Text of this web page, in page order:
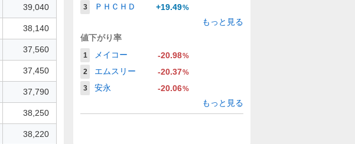
39,040
38,140
37,560
37,450
37,790
38,250
38,220
3
ＰＨＣＨＤ +19.49%
もっと見る
値下がり率
1 メイコー -20.98%
2
エムスリー -20.37%
3
安永 -20.06%
もっと見る